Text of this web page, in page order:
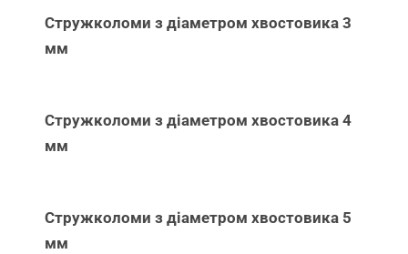
Стружколоми з діаметром хвостовика 3
мм
Стружколоми з діаметром хвостовика 4
мм
Стружколоми з діаметром хвостовика 5
мм